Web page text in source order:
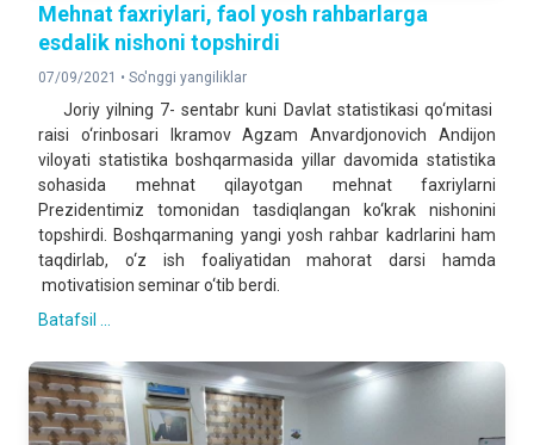
Mehnat faxriylari, faol yosh rahbarlarga
esdalik nishoni topshirdi
07/09/2021 • So'nggi yangiliklar
Joriy yilning 7- sentabr kuni Davlat statistikasi qo‘mitasi
raisi o‘rinbosari Ikramov Agzam Anvardjonovich Andijon
viloyati statistika boshqarmasida yillar davomida statistika
sohasida mehnat qilayotgan mehnat faxriylarni
Prezidentimiz tomonidan tasdiqlangan ko‘krak nishonini
topshirdi. Boshqarmaning yangi yosh rahbar kadrlarini ham
taqdirlab, o‘z ish foaliyatidan mahorat darsi hamda
motivatision seminar o‘tib berdi.
Batafsil ...